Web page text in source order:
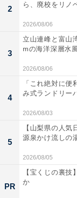
•重量: 0.48kg（
•厚み: 0.7cm
この重量は11イン
軽量で、長時間
います。レビュ
く寄せられていま
軽量のメリット
•通勤・通学時の
•ベッドやソファ
•外出先での作業
•カバーを付けて
2
ら、廃校をリノ
2026/08/06
3
立山連峰と富山
mの海洋深層水
2026/08/06
4
「これ絶対に
み式ランドリー
2026/08/03
5
【山梨県の人
源泉かけ流しの
2026/08/05
PR
【宝くじの裏技
か